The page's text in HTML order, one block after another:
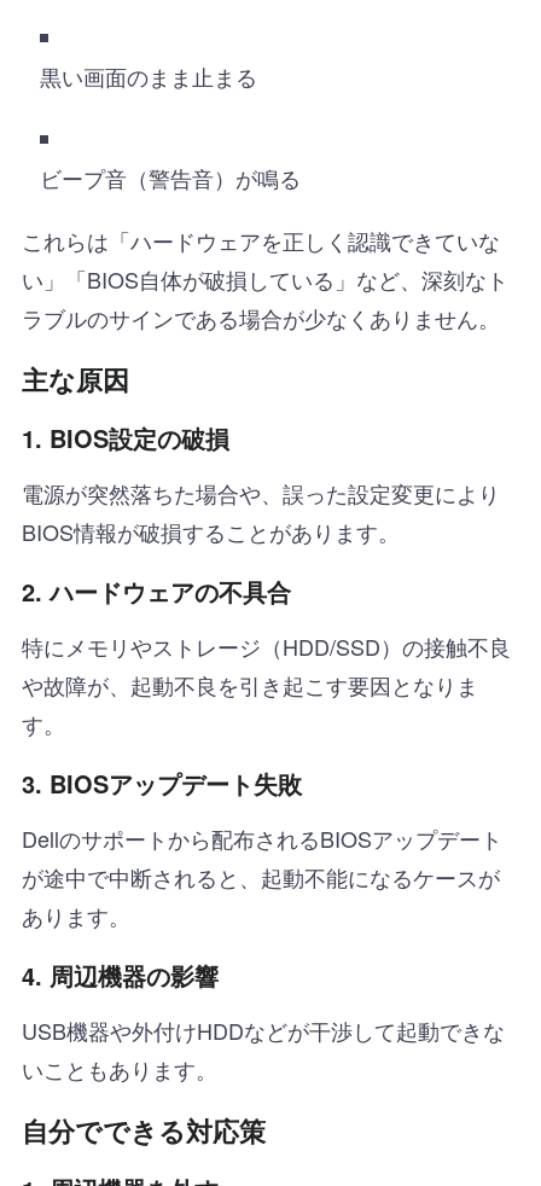
黒い画面のまま止まる
ビープ音（警告音）が鳴る
これらは「ハードウェアを正しく認識できていな
い」「BIOS自体が破損している」など、深刻なト
ラブルのサインである場合が少なくありません。
主な原因
1. BIOS設定の破損
電源が突然落ちた場合や、誤った設定変更により
BIOS情報が破損することがあります。
2. ハードウェアの不具合
特にメモリやストレージ（HDD/SSD）の接触不良
や故障が、起動不良を引き起こす要因となりま
す。
3. BIOSアップデート失敗
Dellのサポートから配布されるBIOSアップデート
が途中で中断されると、起動不能になるケースが
あります。
4. 周辺機器の影響
USB機器や外付けHDDなどが干渉して起動できな
いこともあります。
自分でできる対応策